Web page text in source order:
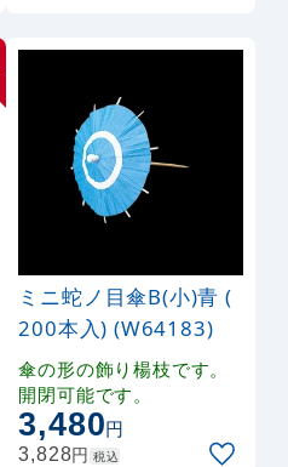
ミニ蛇ノ目傘B(小)青 (
200本入) (W64183)
傘の形の飾り楊枝です。
開閉可能です。
3,480円
3,828円 税込